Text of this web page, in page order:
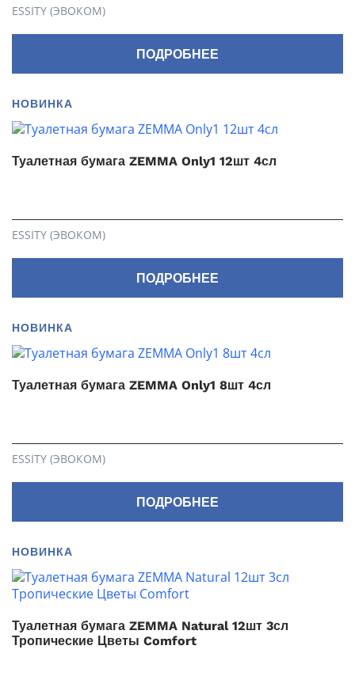
ESSITY (ЭВОКОМ)
ПОДРОБНЕЕ
НОВИНКА
Туалетная бумага ZEMMA Only1 12шт 4сл
ESSITY (ЭВОКОМ)
ПОДРОБНЕЕ
НОВИНКА
Туалетная бумага ZEMMA Only1 8шт 4сл
ESSITY (ЭВОКОМ)
ПОДРОБНЕЕ
НОВИНКА
Туалетная бумага ZEMMA Natural 12шт 3сл
Тропические Цветы Comfort